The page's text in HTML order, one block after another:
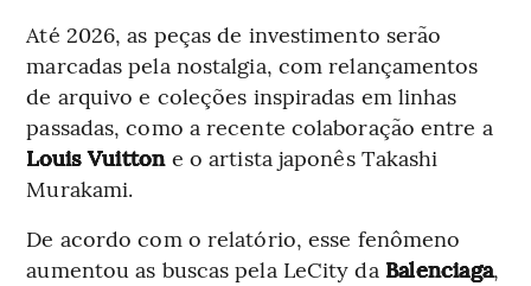
Até 2026, as peças de investimento serão
marcadas pela nostalgia, com relançamentos
de arquivo e coleções inspiradas em linhas
passadas, como a recente colaboração entre a
Louis Vuitton e o artista japonês Takashi
Murakami.
De acordo com o relatório, esse fenômeno
aumentou as buscas pela LeCity da Balenciaga,